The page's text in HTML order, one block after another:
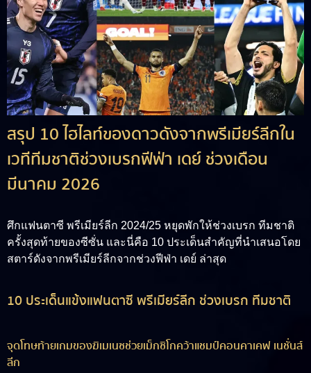
สรุป 10 ไฮไลท์ของดาวดังจากพรีเมียร์ลีกใน
เวทีทีมชาติช่วงเบรกฟีฟ่า เดย์ ช่วงเดือน
มีนาคม 2026
ศึกแฟนตาซี พรีเมียร์ลีก 2024/25 หยุดพักให้ช่วงเบรก ทีมชาติ
ครั้งสุดท้ายของซีซั่น และนี่คือ 10 ประเด็นสำคัญที่นำเสนอโดย
สตาร์ดังจากพรีเมียร์ลีกจากช่วงฟีฟ่า เดย์ ล่าสุด
10 ประเด็นแข้งแฟนตาซี พรีเมียร์ลีก ช่วงเบรก ทีมชาติ
จุดโทษท้ายเกมของฆิเมเนซช่วยเม็กซิโกคว้าแชมป์คอนคาเคฟ เนชั่นส์
ลีก